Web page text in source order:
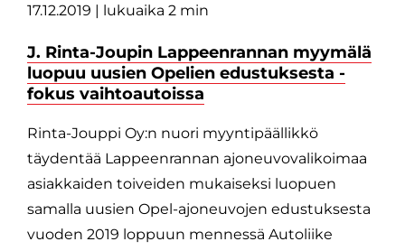
17.12.2019 | lukuaika 2 min
J. Rinta-Joupin Lappeenrannan myymälä
luopuu uusien Opelien edustuksesta -
fokus vaihtoautoissa
Rinta-Jouppi Oy:n nuori myyntipäällikkö
täydentää Lappeenrannan ajoneuvovalikoimaa
asiakkaiden toiveiden mukaiseksi luopuen
samalla uusien Opel-ajoneuvojen edustuksesta
vuoden 2019 loppuun mennessä Autoliike